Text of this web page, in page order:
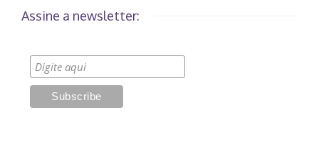
Assine a newsletter: